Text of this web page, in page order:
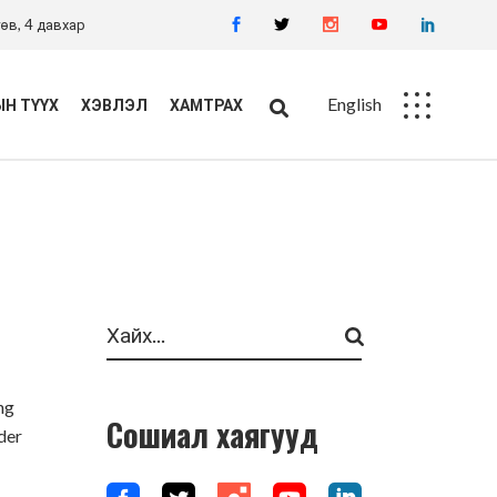
4 давхар
ТҮҮХ ХЭВЛЭЛ ХАМТРАХ English
Сошиал хаягууд